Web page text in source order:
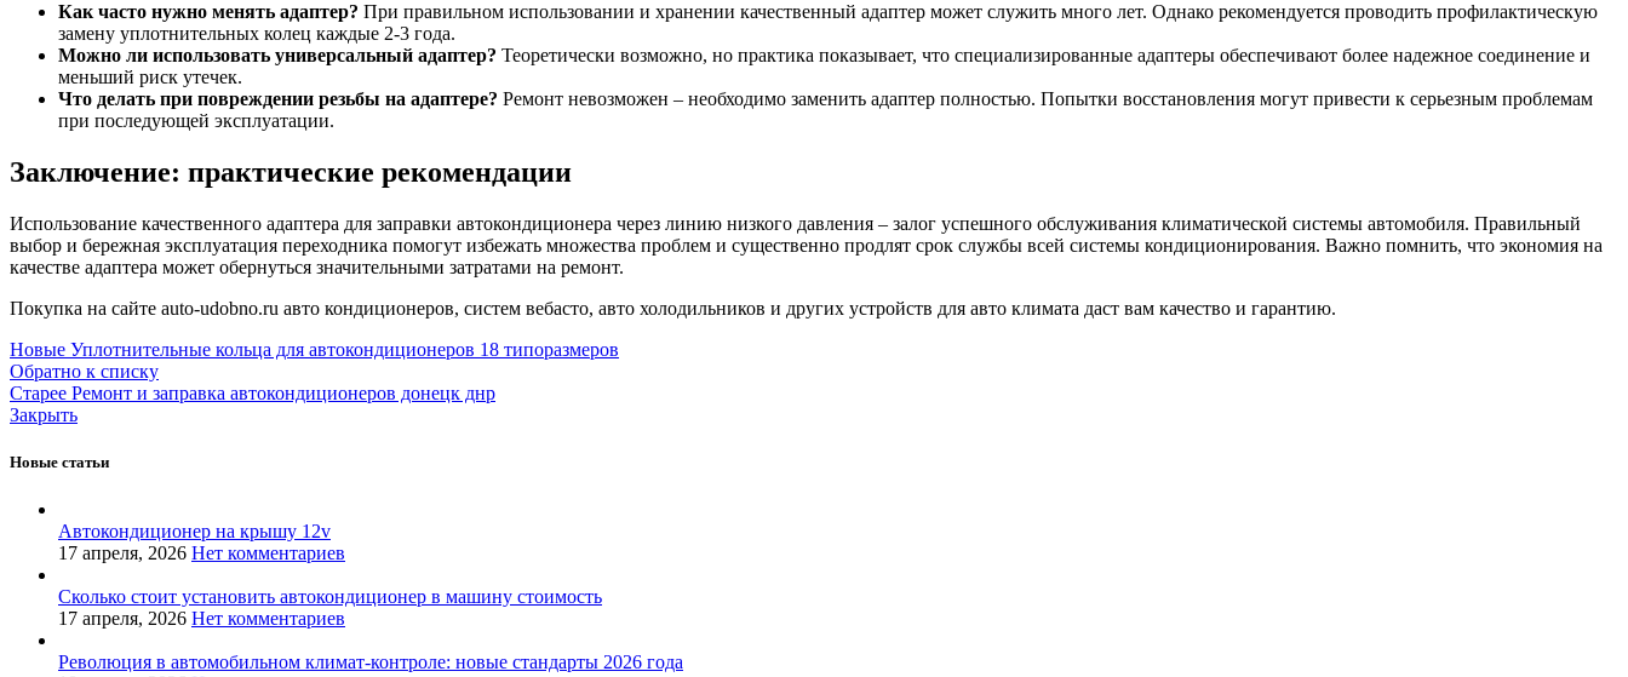
Как часто нужно менять адаптер? При правильном использовании и хранении качественный адаптер может служить много лет. Однако рекомендуется проводить профилактическую
замену уплотнительных колец каждые 2-3 года.
Можно ли использовать универсальный адаптер? Теоретически возможно, но практика показывает, что специализированные адаптеры обеспечивают более надежное соединение и
меньший риск утечек.
Что делать при повреждении резьбы на адаптере? Ремонт невозможен – необходимо заменить адаптер полностью. Попытки восстановления могут привести к серьезным проблемам
при последующей эксплуатации.
Заключение: практические рекомендации
Использование качественного адаптера для заправки автокондиционера через линию низкого давления – залог успешного обслуживания климатической системы автомобиля. Правильный
выбор и бережная эксплуатация переходника помогут избежать множества проблем и существенно продлят срок службы всей системы кондиционирования. Важно помнить, что экономия на
качестве адаптера может обернуться значительными затратами на ремонт.
Покупка на сайте auto-udobno.ru авто кондиционеров, систем вебасто, авто холодильников и других устройств для авто климата даст вам качество и гарантию.
Новые Уплотнительные кольца для автокондиционеров 18 типоразмеров
Обратно к списку
Старее Ремонт и заправка автокондиционеров донецк днр
Закрыть
Новые статьи
Автокондиционер на крышу 12v
17 апреля, 2026 Нет комментариев
Сколько стоит установить автокондиционер в машину стоимость
17 апреля, 2026 Нет комментариев
Революция в автомобильном климат-контроле: новые стандарты 2026 года